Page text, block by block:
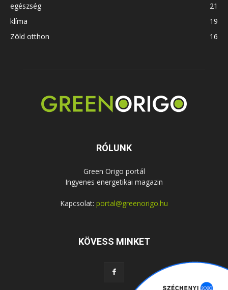
egészség
21
klíma
19
Zöld otthon
16
RÓLUNK
Green Origo portál
Ingyenes energetikai magazin
Kapcsolat: portal@greenorigo.hu
KÖVESS MINKET